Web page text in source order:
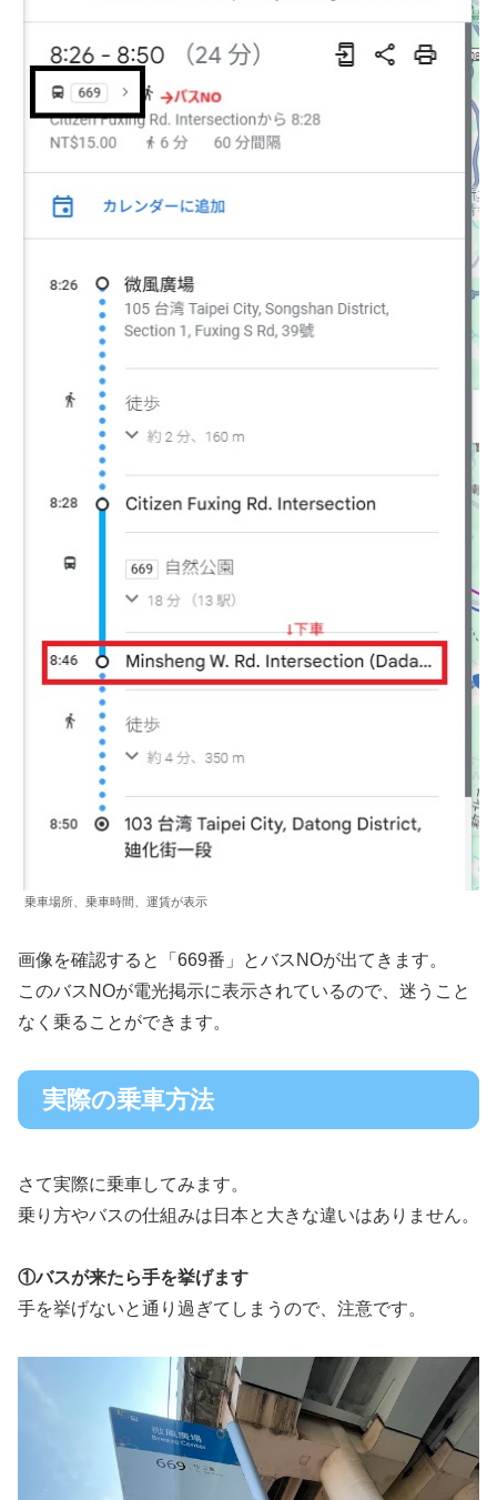
乗車場所、乗車時間、運賃が表示
画像を確認すると「669番」とバスNOが出てきます。
このバスNOが電光掲示に表示されているので、迷うこと
なく乗ることができます。
実際の乗車方法
さて実際に乗車してみます。
乗り方やバスの仕組みは日本と大きな違いはありません。
①バスが来たら手を挙げます
手を挙げないと通り過ぎてしまうので、注意です。